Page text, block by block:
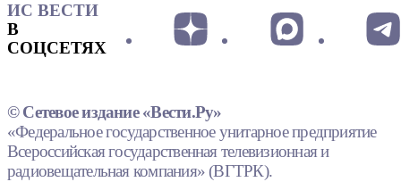
ИС ВЕСТИ
В
СОЦСЕТЯХ
© Сетевое издание «Вести.Ру»
«Федеральное государственное унитарное предприятие
Всероссийская государственная телевизионная и
радиовещательная компания» (ВГТРК).